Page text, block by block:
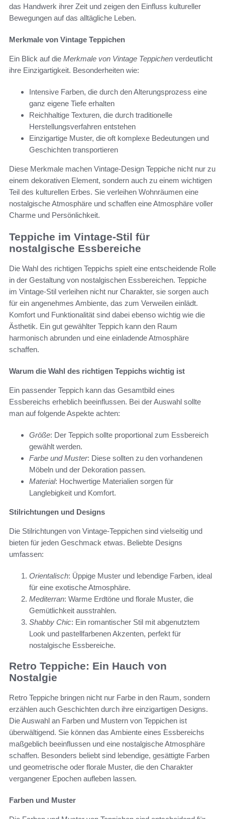
das Handwerk ihrer Zeit und zeigen den Einfluss kultureller
Bewegungen auf das alltägliche Leben.
Merkmale von Vintage Teppichen
Ein Blick auf die Merkmale von Vintage Teppichen verdeutlicht
ihre Einzigartigkeit. Besonderheiten wie:
Intensive Farben, die durch den Alterungsprozess eine
ganz eigene Tiefe erhalten
Reichhaltige Texturen, die durch traditionelle
Herstellungsverfahren entstehen
Einzigartige Muster, die oft komplexe Bedeutungen und
Geschichten transportieren
Diese Merkmale machen Vintage-Design Teppiche nicht nur zu
einem dekorativen Element, sondern auch zu einem wichtigen
Teil des kulturellen Erbes. Sie verleihen Wohnräumen eine
nostalgische Atmosphäre und schaffen eine Atmosphäre voller
Charme und Persönlichkeit.
Teppiche im Vintage-Stil für
nostalgische Essbereiche
Die Wahl des richtigen Teppichs spielt eine entscheidende Rolle
in der Gestaltung von nostalgischen Essbereichen. Teppiche
im Vintage-Stil verleihen nicht nur Charakter, sie sorgen auch
für ein angenehmes Ambiente, das zum Verweilen einlädt.
Komfort und Funktionalität sind dabei ebenso wichtig wie die
Ästhetik. Ein gut gewählter Teppich kann den Raum
harmonisch abrunden und eine einladende Atmosphäre
schaffen.
Warum die Wahl des richtigen Teppichs wichtig ist
Ein passender Teppich kann das Gesamtbild eines
Essbereichs erheblich beeinflussen. Bei der Auswahl sollte
man auf folgende Aspekte achten:
Größe: Der Teppich sollte proportional zum Essbereich
gewählt werden.
Farbe und Muster: Diese sollten zu den vorhandenen
Möbeln und der Dekoration passen.
Material: Hochwertige Materialien sorgen für
Langlebigkeit und Komfort.
Stilrichtungen und Designs
Die Stilrichtungen von Vintage-Teppichen sind vielseitig und
bieten für jeden Geschmack etwas. Beliebte Designs
umfassen:
Orientalisch: Üppige Muster und lebendige Farben, ideal
für eine exotische Atmosphäre.
Mediterran: Warme Erdtöne und florale Muster, die
Gemütlichkeit ausstrahlen.
Shabby Chic: Ein romantischer Stil mit abgenutztem
Look und pastellfarbenen Akzenten, perfekt für
nostalgische Essbereiche.
Retro Teppiche: Ein Hauch von
Nostalgie
Retro Teppiche bringen nicht nur Farbe in den Raum, sondern
erzählen auch Geschichten durch ihre einzigartigen Designs.
Die Auswahl an Farben und Mustern von Teppichen ist
überwältigend. Sie können das Ambiente eines Essbereichs
maßgeblich beeinflussen und eine nostalgische Atmosphäre
schaffen. Besonders beliebt sind lebendige, gesättigte Farben
und geometrische oder florale Muster, die den Charakter
vergangener Epochen aufleben lassen.
Farben und Muster